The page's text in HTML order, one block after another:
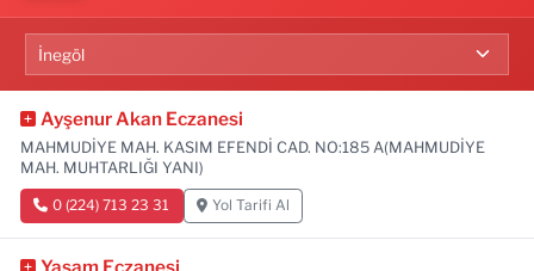
Ayşenur Akan Eczanesi
MAHMUDİYE MAH. KASIM EFENDİ CAD. NO:185 A(MAHMUDİYE
MAH. MUHTARLIĞI YANI)
0 (224) 713 23 31 Yol Tarifi Al